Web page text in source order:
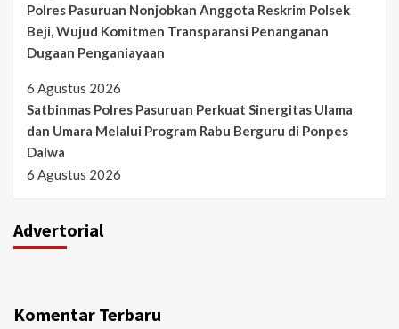
Polres Pasuruan Nonjobkan Anggota Reskrim Polsek
Beji, Wujud Komitmen Transparansi Penanganan
Dugaan Penganiayaan
6 Agustus 2026
Satbinmas Polres Pasuruan Perkuat Sinergitas Ulama
dan Umara Melalui Program Rabu Berguru di Ponpes
Dalwa
6 Agustus 2026
Advertorial
Komentar Terbaru